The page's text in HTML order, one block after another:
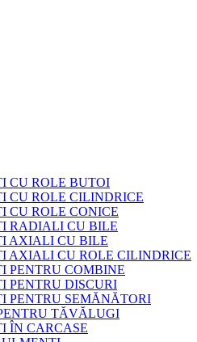
CU ROLE BUTOI
CU ROLE CILINDRICE
CU ROLE CONICE
RADIALI CU BILE
AXIALI CU BILE
AXIALI CU ROLE CILINDRICE
PENTRU COMBINE
PENTRU DISCURI
PENTRU SEMĂNĂTORI
TĂVĂLUGI
ÎN CARCASE